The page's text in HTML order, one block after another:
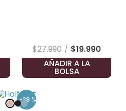
$27.990 $19.990
AÑADIR A LA
BOLSA
-29 %